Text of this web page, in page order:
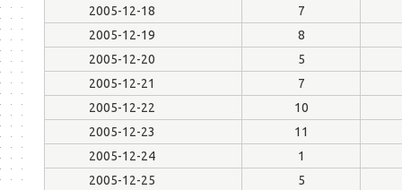
2005-12-18
7
2005-12-19
8
2005-12-20
5
2005-12-21
7
2005-12-22
10
2005-12-23
11
2005-12-24
1
2005-12-25
5